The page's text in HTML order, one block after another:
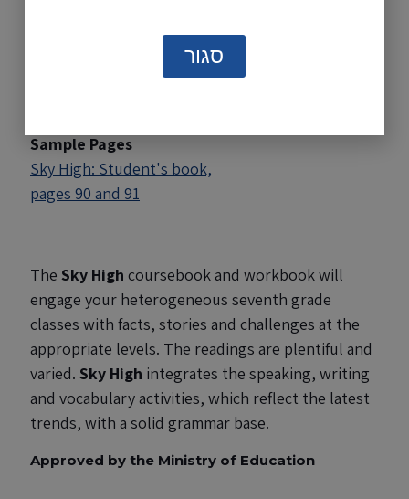
ECB Whiteboard software for teachers
Sample Pages
Sky High: Student's book,
pages 90 and 91
The Sky High coursebook and workbook will
engage your heterogeneous seventh grade
classes with facts, stories and challenges at the
appropriate levels. The readings are plentiful and
varied. Sky High integrates the speaking, writing
and vocabulary activities, which reflect the latest
trends, with a solid grammar base.
Approved by the Ministry of Education
סגור